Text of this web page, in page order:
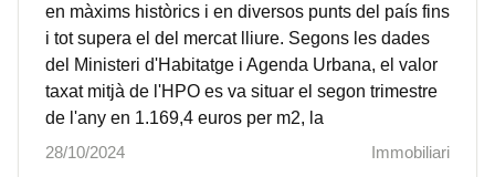
en màxims històrics i en diversos punts del país fins
i tot supera el del mercat lliure. Segons les dades
del Ministeri d'Habitatge i Agenda Urbana, el valor
taxat mitjà de l'HPO es va situar el segon trimestre
de l'any en 1.169,4 euros per m2, la
28/10/2024
Immobiliari